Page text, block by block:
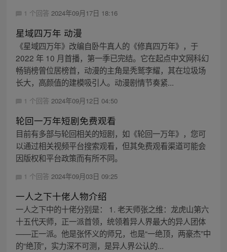
1 个回答 2024年09月17日 18:16
星域四万年 动漫
《星域四万年》改编自卧牛真人的《修真四万年》，于
2022 年 10 月首播，第一季已完结。它在起点中文网科幻
畅销榜曾位居榜首，动漫的主角是秃鹫李耀，其在垃圾场
长大，高颜值的建模吸引人。动漫剧情节奏紧...
1 个回答 2024年09月12日 04:50
轮回一万年短剧免费观看
目前有多部与轮回相关的短剧，如《轮回一万年》，您可
以通过相关视频平台搜索观看，但其免费观看渠道可能会
因版权和平台政策而有所不同。
1 个回答 2024年09月03日 09:25
一人之下十佬人物介绍
一人之下中的十佬分别是： 1. 老天师张之维：龙虎山第六
十五代天师，正一派首领，统领着异人界最大的异人团体
——正一派。他是张怀义的师兄，也是“一绝顶，两豪杰”中
的“绝顶”，实力深不可测，是异人界公认的...